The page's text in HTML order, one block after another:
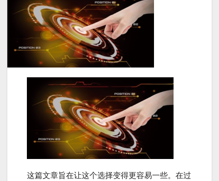
这篇文章旨在让这个选择变得更容易一些。在过